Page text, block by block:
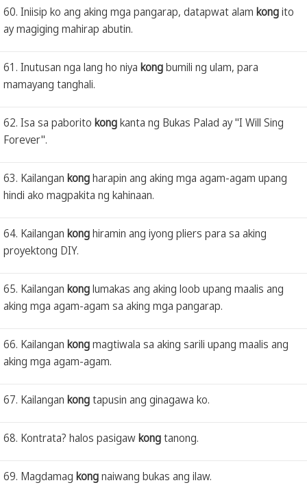
60. Iniisip ko ang aking mga pangarap, datapwat alam kongito
ay magiging mahirap abutin.
61. Inutusan nga lang ho niya kongbumili ng ulam, para
mamayang tanghali.
62. Isa sa paborito kongkanta ng Bukas Palad ay "I Will Sing
Forever".
63. Kailangan kongharapin ang aking mga agam-agam upang
hindi ako magpakita ng kahinaan.
64. Kailangan konghiramin ang iyong pliers para sa aking
proyektong DIY.
65. Kailangan konglumakas ang aking loob upang maalis ang
aking mga agam-agam sa aking mga pangarap.
66. Kailangan kongmagtiwala sa aking sarili upang maalis ang
aking mga agam-agam.
67. Kailangan kongtapusin ang ginagawa ko.
68. Kontrata? halos pasigawkongtanong.
69. Magdamag kongnaiwang bukas ang ilaw.